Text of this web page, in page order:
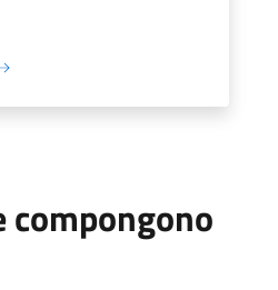
compongono